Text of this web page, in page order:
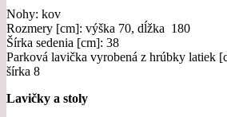
Nohy: kov
Rozmery [cm]: výška 70, dĺžka 180
Šírka sedenia [cm]: 38
Parková lavička vyrobená z hrúbky latiek
šírka 8
Lavičky a stoly